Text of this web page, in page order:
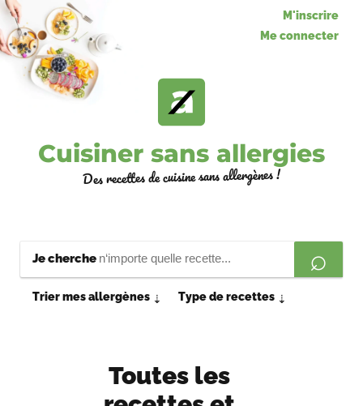
M'inscrire
Me connecter
Cuisiner sans allergies
Des recettes de cuisine sans allergènes !
Je cherche
Trier mes allergènes ⇣ Type de recettes ⇣
Toutes les